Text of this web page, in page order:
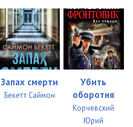
Запах смерти
Бекетт Саймон
Убить
оборотня
Корчевский
Юрий